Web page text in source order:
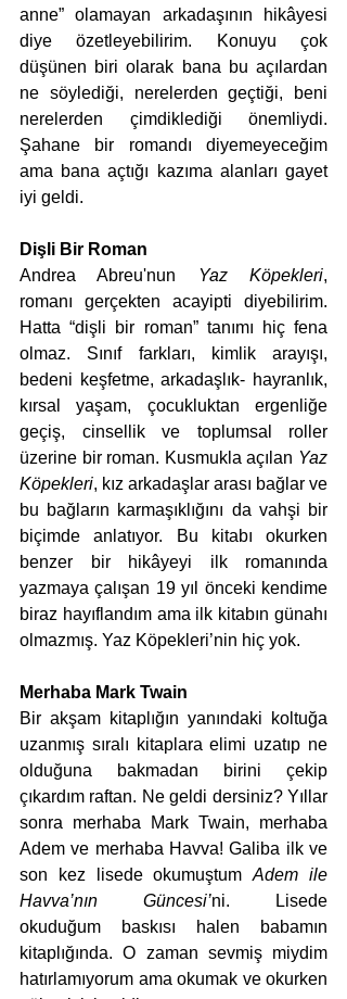
anne” olamayan arkadaşının hikâyesi
diye özetleyebilirim. Konuyu çok
düşünen biri olarak bana bu açılardan
ne söylediği, nerelerden geçtiği, beni
nerelerden çimdiklediği önemliydi.
Şahane bir romandı diyemeyeceğim
ama bana açtığı kazıma alanları gayet
iyi geldi.
Dişli Bir Roman
Andrea Abreu'nun Yaz Köpekleri,
romanı gerçekten acayipti diyebilirim.
Hatta “dişli bir roman” tanımı hiç fena
olmaz. Sınıf farkları, kimlik arayışı,
bedeni keşfetme, arkadaşlık- hayranlık,
kırsal yaşam, çocukluktan ergenliğe
geçiş, cinsellik ve toplumsal roller
üzerine bir roman. Kusmukla açılan Yaz
Köpekleri, kız arkadaşlar arası bağlar ve
bu bağların karmaşıklığını da vahşi bir
biçimde anlatıyor. Bu kitabı okurken
benzer bir hikâyeyi ilk romanında
yazmaya çalışan 19 yıl önceki kendime
biraz hayıflandım ama ilk kitabın günahı
olmazmış. Yaz Köpekleri’nin hiç yok.
Merhaba Mark Twain
Bir akşam kitaplığın yanındaki koltuğa
uzanmış sıralı kitaplara elimi uzatıp ne
olduğuna bakmadan birini çekip
çıkardım raftan. Ne geldi dersiniz? Yıllar
sonra merhaba Mark Twain, merhaba
Adem ve merhaba Havva! Galiba ilk ve
son kez lisede okumuştum Adem ile
Havva’nın Güncesi’ni. Lisede
okuduğum baskısı halen babamın
kitaplığında. O zaman sevmiş miydim
hatırlamıyorum ama okumak ve okurken